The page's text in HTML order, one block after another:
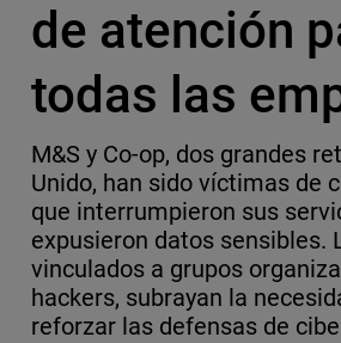
de atención
todas las
M&S y Co-op, dos grandes
Unido, han sido víctimas de
que interrumpieron sus
expusieron datos sensibles.
vinculados a grupos
hackers, subrayan la
reforzar las defensas de